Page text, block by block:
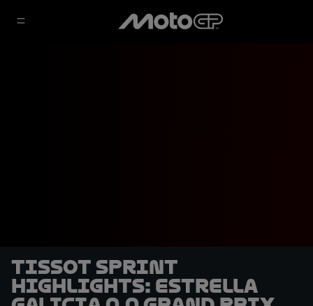
Tissot Sprint
highlights: Estrella